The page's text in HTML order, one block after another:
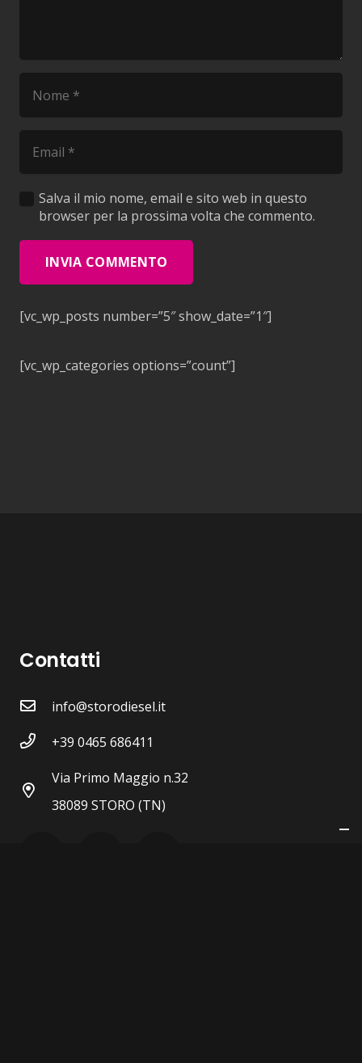
Salva il mio nome, email e sito web in questo
browser per la prossima volta che commento.
INVIA COMMENTO
[vc_wp_posts number=”5″ show_date=”1″]
[vc_wp_categories options=”count”]
Contatti
info@storodiesel.it
+39 0465 686411
Via Primo Maggio n.32
38089 STORO (TN)